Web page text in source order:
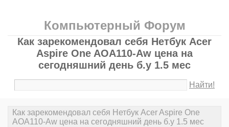
Компьютерный Форум
Как зарекомендовал себя Нетбук Acer
Aspire One AOA110-Aw цена на
сегодняшний день б.у 1.5 мес
Найти!
Как зарекомендовал себя Нетбук Acer Aspire One
AOA110-Aw цена на сегодняшний день б.у 1.5 мес